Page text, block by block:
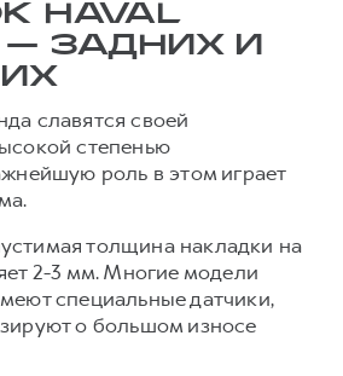
от 3 499 000 ₽
от 3 599 000 ₽
на дороге»
обслуживания
HAVAL
— ЗАДНИХ И
славятся своей
степенью
роль в этом играет
толщина накладки на
2-3 мм. Многие модели
специальные датчики,
о большом износе